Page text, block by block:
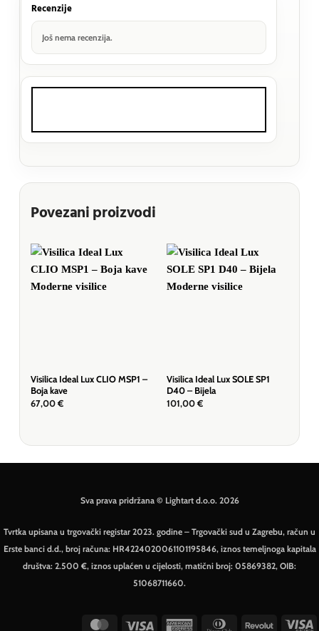
Recenzije
Još nema recenzija.
Povezani proizvodi
Visilica Ideal Lux CLIO MSP1 –
Boja kave
67,00 €
Visilica Ideal Lux SOLE SP1
D40 – Bijela
101,00 €
Sva prava pridržana © Lightart d.o.o. 2026
Tvrtka upisana u trgovački registar 2023. godine – Trgovački sud u Zagrebu, račun u
Erste banci d.d., broj računa: HR4224020061101195846, iznos temeljnoga kapitala
društva: 2.500 €, iznos uplaćen u cijelosti, matični broj: 05869382, OIB:
51068711660.
MasterCardVisa
American
Dinners Revolut